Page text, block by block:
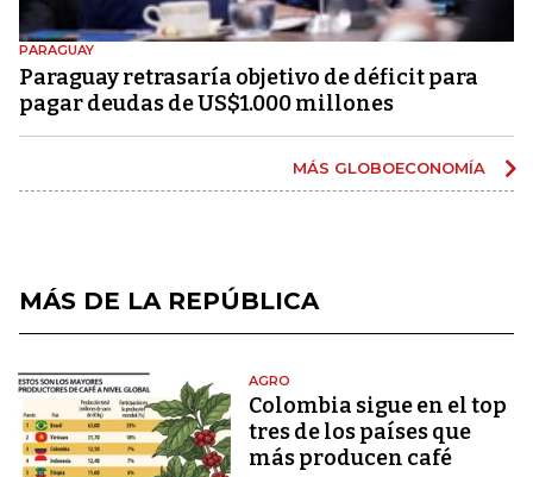
PARAGUAY
Paraguay retrasaría objetivo de déficit para
pagar deudas de US$1.000 millones
MÁS GLOBOECONOMÍA
MÁS DE LA REPÚBLICA
AGRO
Colombia sigue en el top
tres de los países que
más producen café